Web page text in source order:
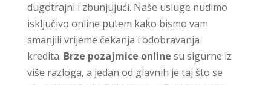
dugotrajni i zbunjujući. Naše usluge nudimo
isključivo online putem kako bismo vam
smanjili vrijeme čekanja i odobravanja
kredita. Brze pozajmice online su sigurne iz
više razloga, a jedan od glavnih je taj što se